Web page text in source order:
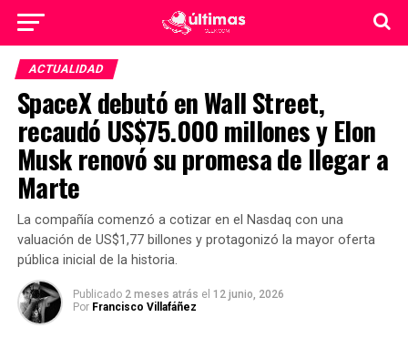
ACTUALIDAD
SpaceX debutó en Wall Street,
recaudó US$75.000 millones y Elon
Musk renovó su promesa de llegar a
Marte
La compañía comenzó a cotizar en el Nasdaq con una
valuación de US$1,77 billones y protagonizó la mayor oferta
pública inicial de la historia.
Publicado 2 meses atrás el 12 junio, 2026
Por Francisco Villafáñez